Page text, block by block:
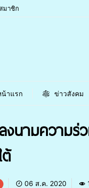
มาชิก
าแรก ข่าวสังคม
งนามความ
06 ส.ค. 2020